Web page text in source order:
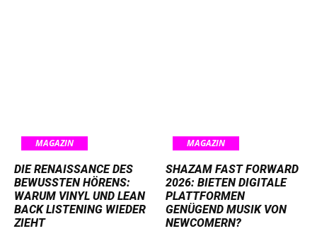
MAGAZIN
DIE RENAISSANCE DES
BEWUSSTEN HÖRENS:
WARUM VINYL UND LEAN
BACK LISTENING WIEDER
ZIEHT
MAGAZIN
SHAZAM FAST FORWARD
2026: BIETEN DIGITALE
PLATTFORMEN
GENÜGEND MUSIK VON
NEWCOMERN?